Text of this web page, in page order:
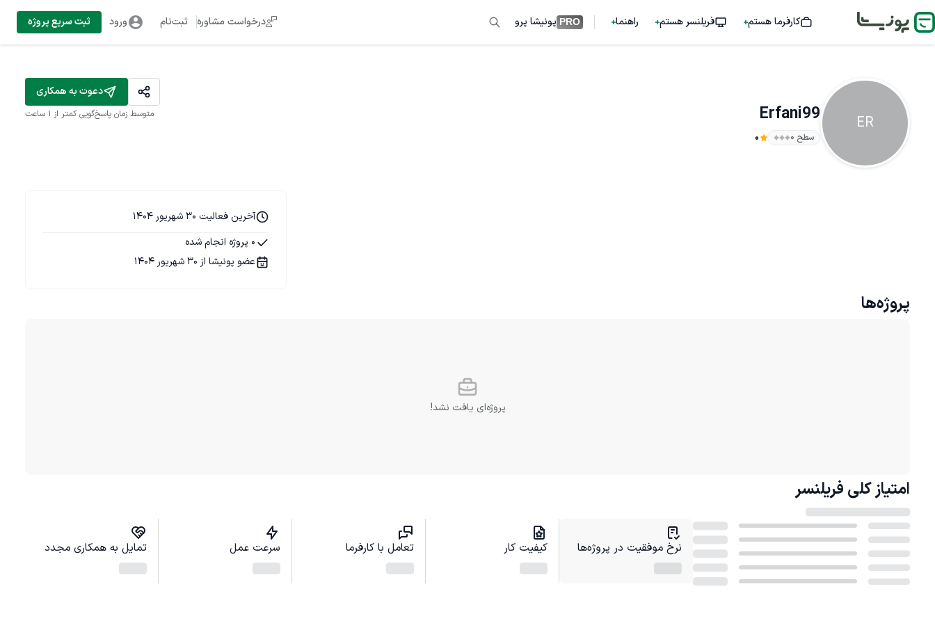
کارفرما هستم فریلنسر هستم راهنما PRO پونیشا پرو درخواست مشاوره ثبت‌نام ورود ثبت سریع پروژه
ER
Erfani99
سطح ۰ 0
دعوت به همکاری
متوسط زمان پاسخ‌گویی کمتر از 1 ساعت
آخرین فعالیت 30 شهریور 1404
0 پروژه انجام شده
عضو پونیشا از 30 شهریور 1404
پروژه‌ها
پروژه‌ای یافت نشد!
امتیاز کلی فریلنسر
نرخ موفقیت در پروژه‌ها کیفیت کار تعامل با کارفرما سرعت عمل تمایل به همکاری مجدد